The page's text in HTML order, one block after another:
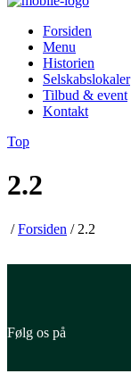
Forsiden
Menu
Historien
Selskabslokaler
Tilbud & event
Kontakt
Top
2.2
/Forsiden / 2.2
Følg os på